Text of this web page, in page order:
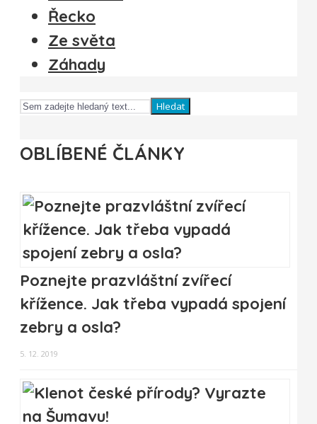
Řecko
Ze světa
Záhady
Hledat
OBLÍBENÉ ČLÁNKY
Poznejte prazvláštní zvířecí
křížence. Jak třeba vypadá spojení
zebry a osla?
5. 12. 2019